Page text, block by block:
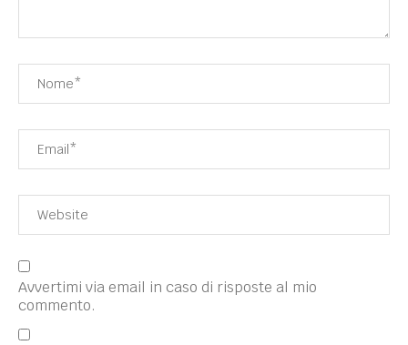
Avvertimi via email in caso di risposte al mio
commento.